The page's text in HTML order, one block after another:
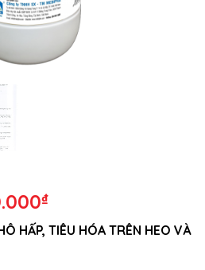
₫
HẤP, TIÊU HÓA TRÊN HEO VÀ